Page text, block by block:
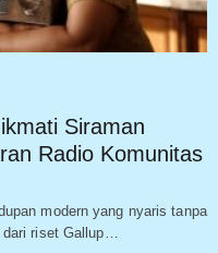
Siraman
Radio Komunitas
modern yang nyaris tanpa
dari riset Gallup…